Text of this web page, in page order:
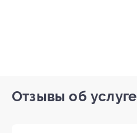
Отзывы об услуге